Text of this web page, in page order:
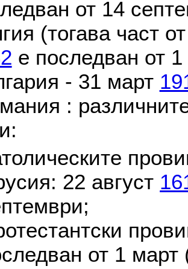
от 14
(тогава част
е последван от
- 31 март
:
22 август
от 1 март